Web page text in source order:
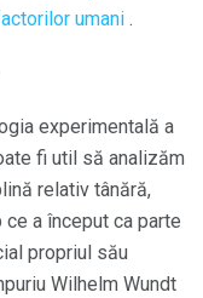
umani .
experimentală a
fi util să analizăm
relativ tânără,
a început ca parte
propriul său
Wilhelm Wundt